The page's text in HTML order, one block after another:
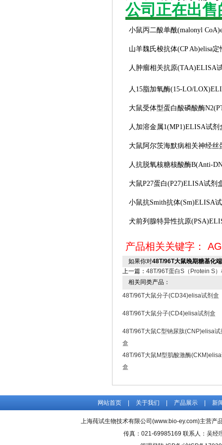
公司正在出
小鼠丙二酸单酰(malonyl
山羊魏氏梭抗体(CP Ab)elisa
人肿瘤相关抗原(TAA)ELISA
人 15脂加氧酶(15-LO/
大鼠受体型蛋白酸磷酸酶
人加溶金属1(MP1)ELISA试剂
大鼠阿尔茨海默病相关神经丝
人抗脱氧核糖核酸酶B(Anti-
大鼠P27蛋白(P27)ELISA试剂
小鼠抗Smith抗体(Sm)ELISA
犬前列腺特异性抗原
产品相关关键字：
如果你对48T/96T大鼠晚期糖基化
上一篇： 48T/96T蛋白S（Protein S
相关同类产品：
48T/96T大鼠分子(CD34)elisa试剂盒
48T/96T大鼠分子(CD4)elisa试剂盒
48T/96T大鼠C型钠尿肽(CNP)elisa试
盒
48T/96T大鼠M型肌酸激酶
盒
网站首页 关于我们 产品展示 新
上海莼试生物技术有限公司(www.bio-ey.com)主营产
传真：021-69985169 联系人：吴经